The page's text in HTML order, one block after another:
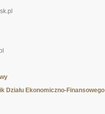
Działu Ekonomiczno-Finansowego